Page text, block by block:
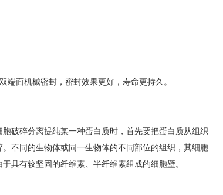
面机械密封，密封效果更好，寿命更持久。
破碎分离提纯某一种蛋白质时，首先要把蛋白质从组织
不同的生物体或同一生物体的不同部位的组织，其细胞
具有较坚固的纤维素、半纤维素组成的细胞壁。